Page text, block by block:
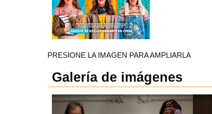
PRESIONE LA IMAGEN PARA AMPLIARLA
Galería de imágenes